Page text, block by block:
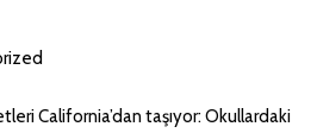
California’dan taşıyor: Okullardaki